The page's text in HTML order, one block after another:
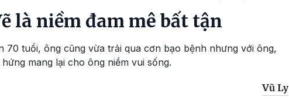
là niềm đam mê bất tận
70 tuổi, ông cũng vừa trải qua cơn bạo bệnh nhưng với ông,
mang lại cho ông niềm vui sống.
Vũ Ly